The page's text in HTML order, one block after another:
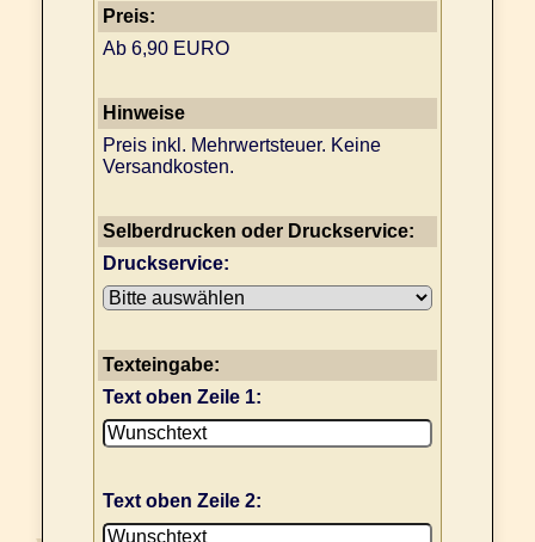
Preis:
Ab 6,90 EURO
Hinweise
Preis inkl. Mehrwertsteuer. Keine
Versandkosten.
Selberdrucken oder Druckservice:
Druckservice:
Texteingabe:
Text oben Zeile 1:
Text oben Zeile 2: